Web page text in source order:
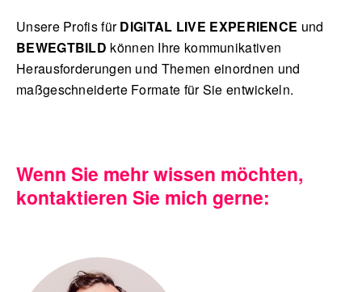
Unsere Profis fürDIGITAL LIVE EXPERIENCE und
BEWEGTBILD können Ihre kommunikativen
Herausforderungen und Themen einordnen und
maßgeschneiderte Formate für Sie entwickeln.
Wenn Sie mehr wissen möchten,
kontaktieren Sie mich gerne: